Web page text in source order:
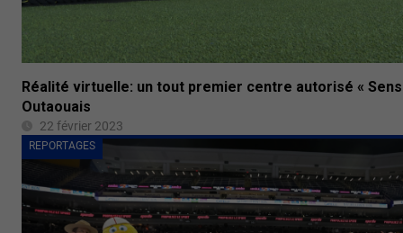
Réalité virtuelle: un tout premier centre autorisé «
Outaouais
22 février 2023
REPORTAGES